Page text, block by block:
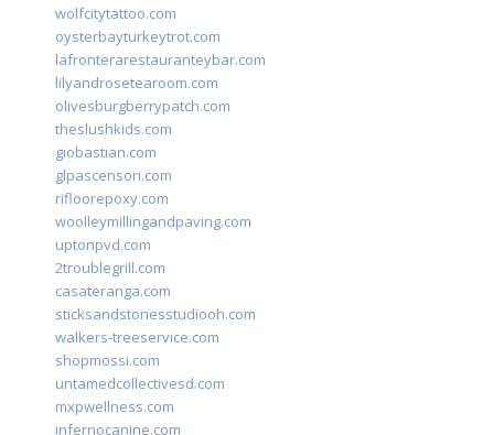
wolfcitytattoo.com
oysterbayturkeytrot.com
lafronterarestauranteybar.com
lilyandrosetearoom.com
olivesburgberrypatch.com
theslushkids.com
giobastian.com
glpascensori.com
rifloorepoxy.com
woolleymillingandpaving.com
uptonpvd.com
2troublegrill.com
casateranga.com
sticksandstonesstudiooh.com
walkers-treeservice.com
shopmossi.com
untamedcollectivesd.com
mxpwellness.com
infernocanine.com